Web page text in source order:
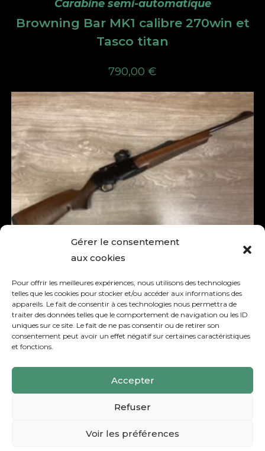
Gérer le consentement
aux cookies
Pour offrir les meilleures expériences, nous utilisons des technologies
telles que les cookies pour stocker et/ou accéder aux informations des
appareils. Le fait de consentir à ces technologies nous permettra de
traiter des données telles que le comportement de navigation ou les ID
uniques sur ce site. Le fait de ne pas consentir ou de retirer son
consentement peut avoir un effet négatif sur certaines caractéristiques
et fonctions.
Accepter
Refuser
Voir les préférences
Carabine semi-automatique
Browning Bar MK1 calibre 270win et
Tasco titan
790,00 €
Carabine semi-automatique
Browning Bar ST calibre 270 wsm
1 159,00€